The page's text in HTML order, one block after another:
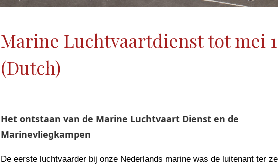
Marine Luchtvaartdienst tot mei
(Dutch)
Het ontstaan van de Marine Luchtvaart Dienst en de
Marinevliegkampen
De eerste luchtvaarder bij onze Nederlands marine was de luitenant ter